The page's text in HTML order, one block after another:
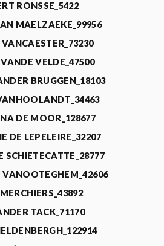
RONSSE_5422
MAELZAEKE_99956
VELDE_47500
BRUGGEN_18103
DE MOOR_128677
DE LEPELEIRE_32207
SCHIETECATTE_28777
VANOOTEGHEM_42606
TACK_71170